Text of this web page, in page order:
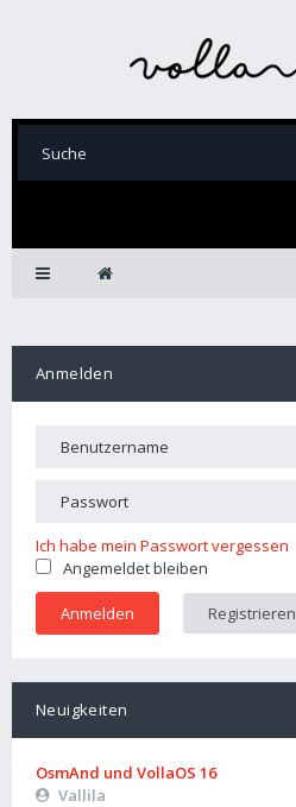
Anmelden
Ich habe mein Passwort vergessen
Angemeldet bleiben
Registrieren
Neuigkeiten
OsmAnd und VollaOS 16
Vallila